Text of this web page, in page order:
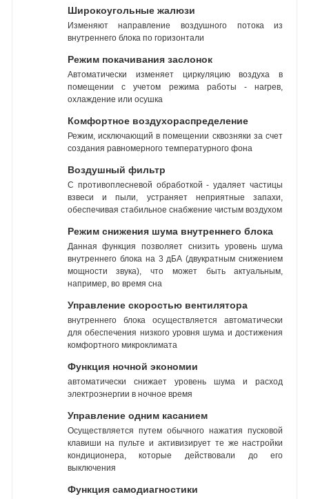
Широкоугольные жалюзи
Изменяют направление воздушного потока из
внутреннего блока по горизонтали
Режим покачивания заслонок
Автоматически изменяет циркуляцию воздуха в
помещении с учетом режима работы - нагрев,
охлаждение или осушка
Комфортное воздухораспределение
Режим, исключающий в помещении сквозняки за счет
создания равномерного температурного фона
Воздушный фильтр
С противоплесневой обработкой - удаляет частицы
взвеси и пыли, устраняет неприятные запахи,
обеспечивая стабильное снабжение чистым воздухом
Режим снижения шума внутреннего блока
Данная функция позволяет снизить уровень шума
внутреннего блока на 3 дБА (двукратным снижением
мощности звука), что может быть актуальным,
например, во время сна
Управление скоростью вентилятора
внутреннего блока осуществляется автоматически
для обеспечения низкого уровня шума и достижения
комфортного микроклимата
Функция ночной экономии
автоматически снижает уровень шума и расход
электроэнергии в ночное время
Управление одним касанием
Осуществляется путем обычного нажатия пусковой
клавиши на пульте и активизирует те же настройки
кондиционера, которые действовали до его
выключения
Функция самодиагностики